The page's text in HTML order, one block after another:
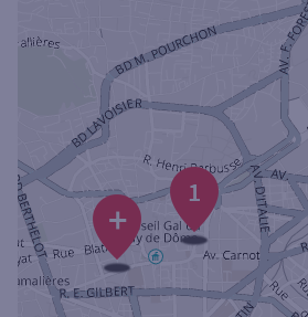
ou
Ville / Code postal
Rechercher
+
1